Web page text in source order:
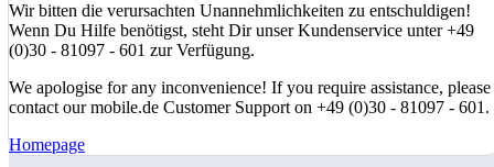
Wir bitten die verursachten Unannehmlichkeiten zu entschuldigen!
Wenn Du Hilfe benötigst, steht Dir unser Kundenservice unter +49
(0)30 - 81097 - 601 zur Verfügung.
We apologise for any inconvenience! If you require assistance, please
contact our mobile.de Customer Support on +49 (0)30 - 81097 - 601.
Homepage